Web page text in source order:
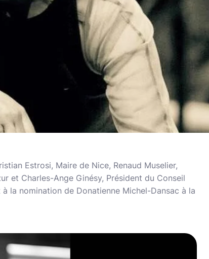
Estrosi, Maire de Nice, Renaud Muselier,
et Charles-Ange Ginésy, Président du Conseil
la nomination de Donatienne Michel-Dansac à la